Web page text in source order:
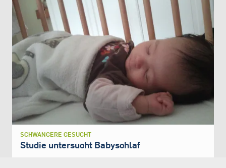
SCHWANGERE GESUCHT
Studie untersucht Babyschlaf